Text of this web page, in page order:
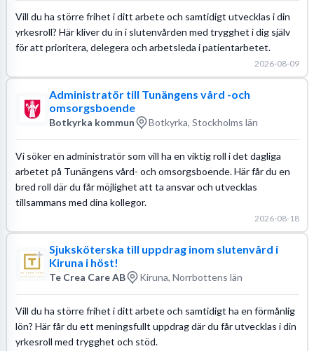
Vill du ha större frihet i ditt arbete och samtidigt utvecklas i din
yrkesroll? Här kliver du in i slutenvården med trygghet i dig själv
för att prioritera, delegera och arbetsleda i patientarbetet.
2026-08-09
Administratör till Tunängens vård -och
omsorgsboende
Botkyrka kommun Botkyrka, Stockholms län
Vi söker en administratör som vill ha en viktig roll i det dagliga
arbetet på Tunängens vård- och omsorgsboende. Här får du en
bred roll där du får möjlighet att ta ansvar och utvecklas
tillsammans med dina kollegor.
2026-08-18
Sjuksköterska till uppdrag inom slutenvård i
Kiruna i höst!
Te Crea Care AB Kiruna, Norrbottens län
Vill du ha större frihet i ditt arbete och samtidigt ha en förmånlig
lön? Här får du ett meningsfullt uppdrag där du får utvecklas i din
yrkesroll med trygghet och stöd.